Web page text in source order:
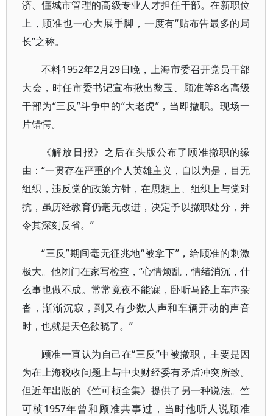
济、懂城市管理的高级专业人才担任干部。在新职位
上，顾准也一心大展手脚，一度有“贴布告最多的局
长”之称。
不料1952年2月29日晚，上海市委召开党员干部
大会，时任市委书记宣布揪出黎玉、顾准等8名高级
干部为“三反”斗争中的“大老虎”，当即撤职。现场一
片错愕。
《解放日报》之后在头版公布了顾准撤职的缘
由：“一贯存在严重的个人英雄主义，自以为是，目无
组织，违反党的政策方针，在思想上、组织上与党对
抗，虽历经教育仍毫无改进，决定予以撤职处分，并
令其深刻反省。”
“三反”期间毫无征兆地“被拿下”，给顾准的刺激
极大。他闭门在家写检查，“心情烦乱，情绪消沉，什
么事也做不成。常常竟夜不能寐，卧听马路上车声杂
沓，渐渐沉寂，到又有少数人声和车辆开动的声音
时，也就是天色欲晓了。”
顾准一直认为自己在“三反”中被撤职，主要是因
为在上海税收问题上与中央财经委有矛盾冲突所致。
但近年出版的《竺可桢全集》提供了另一种说法。竺
可桢1957年曾和顾准共事过，当时他听人说顾准